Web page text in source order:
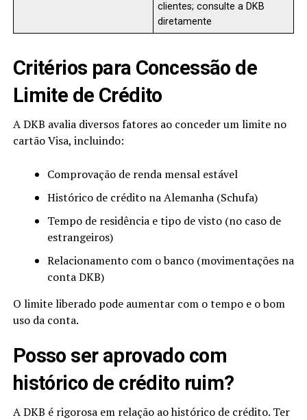
clientes; consulte a DKB
diretamente
Critérios para Concessão de
Limite de Crédito
A DKB avalia diversos fatores ao conceder um limite no
cartão Visa, incluindo:
Comprovação de renda mensal estável
Histórico de crédito na Alemanha (Schufa)
Tempo de residência e tipo de visto (no caso de
estrangeiros)
Relacionamento com o banco (movimentações na
conta DKB)
O limite liberado pode aumentar com o tempo e o bom
uso da conta.
Posso ser aprovado com
histórico de crédito ruim?
A DKB é rigorosa em relação ao histórico de crédito. Ter